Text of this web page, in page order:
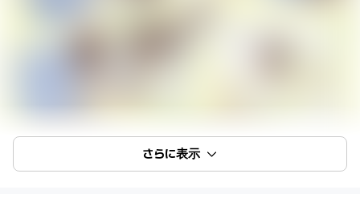
さらに表示